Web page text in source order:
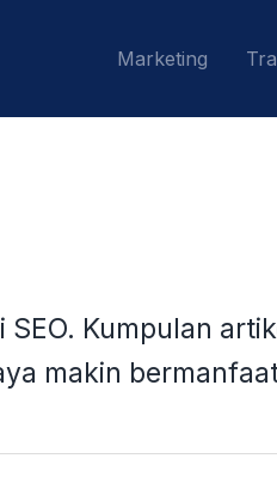
Marketing
Kumpulan
makin